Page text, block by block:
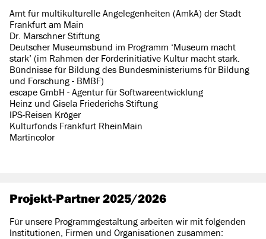
Amt für multikulturelle Angelegenheiten (AmkA) der Stadt
Frankfurt am Main
Dr. Marschner Stiftung
Deutscher Museumsbund im Programm ‘Museum macht
stark’ (im Rahmen der Förderinitiative Kultur macht stark.
Bündnisse für Bildung des Bundesministeriums für Bildung
und Forschung - BMBF)
escape GmbH - Agentur für Softwareentwicklung
Heinz und Gisela Friederichs Stiftung
IPS-Reisen Kröger
Kulturfonds Frankfurt RheinMain
Martincolor
Projekt-Partner 2025/2026
Für unsere Programmgestaltung arbeiten wir mit folgenden
Institutionen, Firmen und Organisationen zusammen: